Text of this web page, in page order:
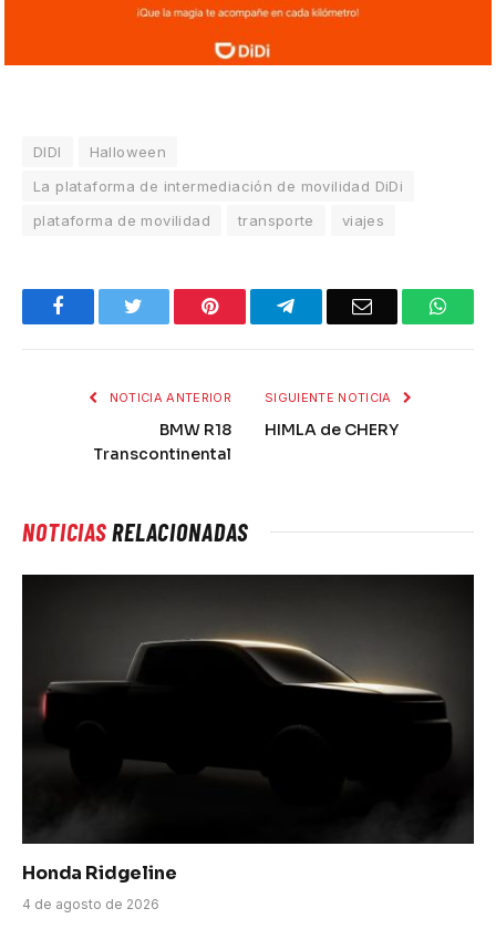
DIDI
Halloween
La plataforma de intermediación de movilidad DiDi
plataforma de movilidad
transporte viajes
Facebook Pinterest TelegramEmail
NOTICIA ANTERIOR
BMW R18
Transcontinental
SIGUIENTE NOTICIA
HIMLA de CHERY
NOTICIASRELACIONADAS
Honda Ridgeline
4 de agosto de 2026